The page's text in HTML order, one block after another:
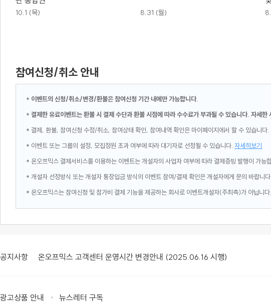
10.1 (목) 8.31 (월)
참여신청/취소 안내
* 이벤트의 신청/취소/변경/환불은 참여신청 기간 내에만 가능합니다.
* 결제한 유료이벤트는 환불 시 결제 수단과 환불 시점에 따라 수수료가 부과될 수 있습니다. 자세한
* 결제, 환불, 참여신청 수정/취소, 참여상태 확인, 참여내역 확인은 마이페이지에서 할 수 있습니다.
* 이벤트 또는 그룹의 설정, 모집정원 초과 여부에 따라 대기자로 선정될 수 있습니다. 자세히보기
* 온오프믹스 결제서비스를 이용하는 이벤트는 개설자의 사업자 여부에 따라 결제증빙 발행이 가능
* 개설자 선정방식 또는 개설자 통장입금 방식의 이벤트 참여/결제 확인은 개설자에게 문의 바랍니다.
* 온오프믹스는 참여신청 및 참가비 결제 기능을 제공하는 회사로 이벤트개설자(주최측)가 아닙니
공지사항 온오프믹스 고객센터 운영시간 변경안내 (2025.06.16 시행)
광고상품 안내 뉴스레터 구독